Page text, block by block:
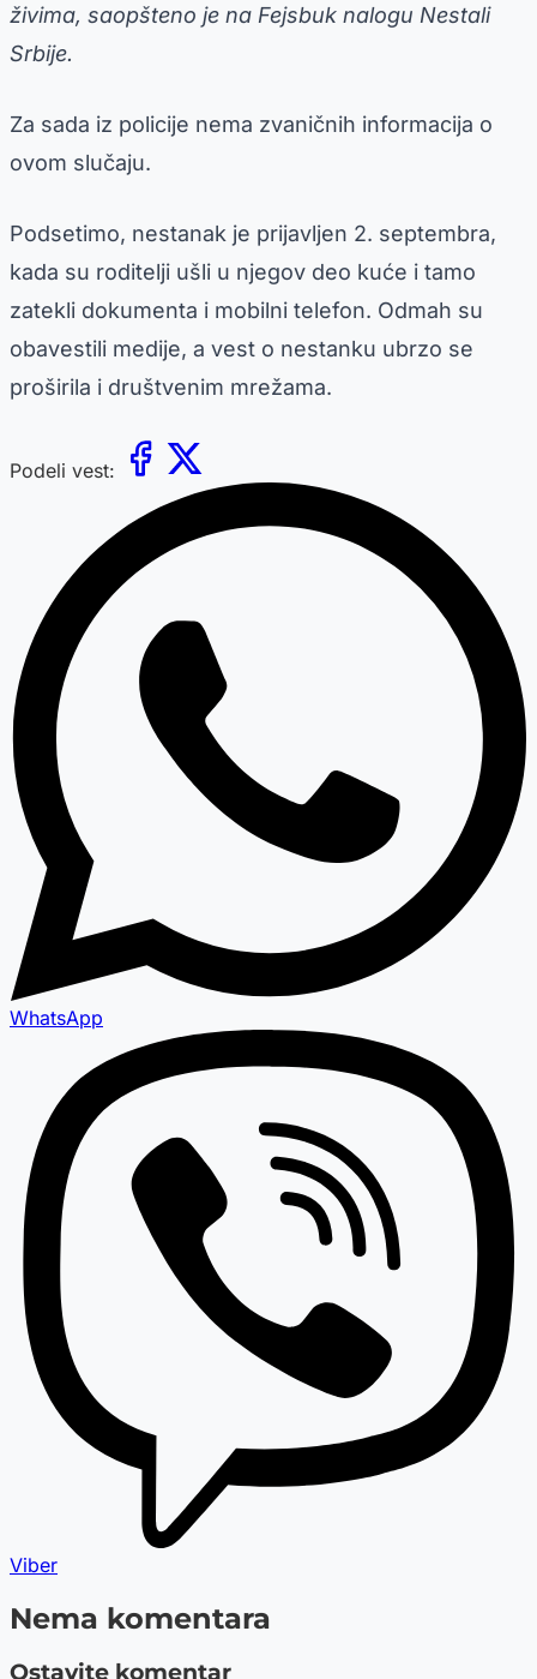
živima, saopšteno je na Fejsbuk nalogu Nestali
Srbije.
Za sada iz policije nema zvaničnih informacija o
ovom slučaju.
Podsetimo, nestanak je prijavljen 2. septembra,
kada su roditelji ušli u njegov deo kuće i tamo
zatekli dokumenta i mobilni telefon. Odmah su
obavestili medije, a vest o nestanku ubrzo se
proširila i društvenim mrežama.
Podeli vest:
WhatsApp
Viber
Nema komentara
Ostavite komentar